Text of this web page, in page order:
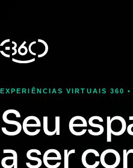
EXPERIÊNCIAS VIRTUAIS 360 •
Seu
a ser